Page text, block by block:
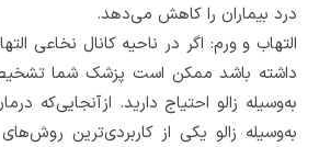
درد بیماران را کاهش می‌دهد.
التهاب و ورم: اگر در ناحیه کانال نخاعی
داشته باشد ممکن است پزشک شما
به‌وسیله زالو احتیاج دارید. ازآنجایی‌که
به‌وسیله زالو یکی از کاربردی‌ترین